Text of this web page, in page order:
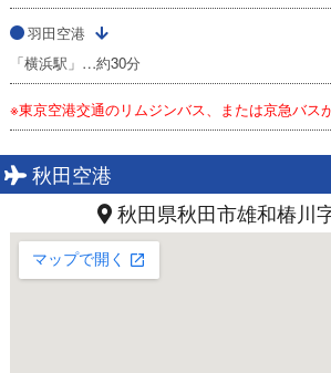
羽田空港
「横浜駅」…約30分
※東京空港交通のリムジンバス、または京急バス
秋田空港
秋田県秋田市雄和椿川